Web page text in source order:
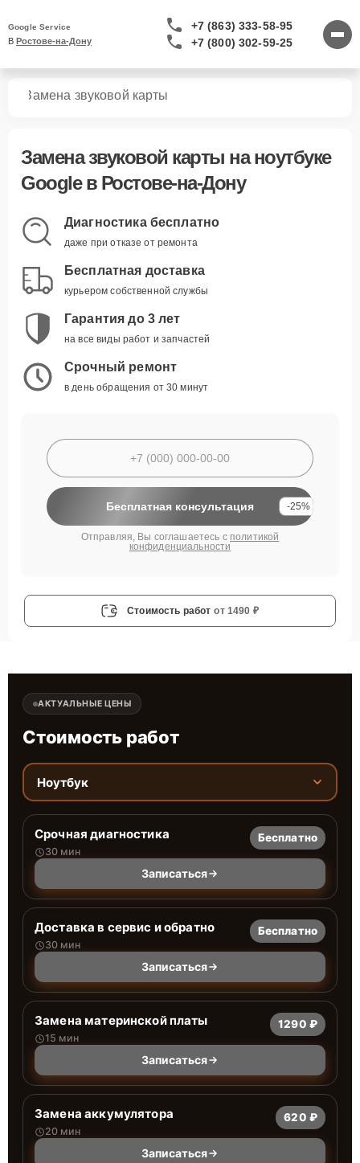
Google Service
В Ростове-на-Дону
+7 (863) 333-58-95
+7 (800) 302-59-25
Замена звуковой карты
Замена звуковой карты на ноутбуке
Google в Ростове-на-Дону
Диагностика бесплатно
даже при отказе от ремонта
Бесплатная доставка
курьером собственной службы
Гарантия до 3 лет
на все виды работ и запчастей
Срочный ремонт
в день обращения от 30 минут
Бесплатная консультация -25%
Отправляя, Вы соглашаетесь с политикой
конфиденциальности
Стоимость работ от 1490 ₽
АКТУАЛЬНЫЕ ЦЕНЫ
Стоимость работ
Ноутбук
Срочная диагностика
30 мин
Бесплатно
Записаться
Доставка в сервис и обратно
30 мин
Бесплатно
Записаться
Замена материнской платы
15 мин
1290 ₽
Записаться
Замена аккумулятора
20 мин
620 ₽
Записаться